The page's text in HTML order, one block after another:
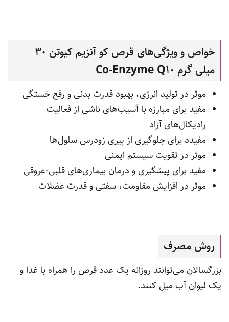
خواص و ویژگی‌های قرص کو آنزیم کیوتن 30
میلی گرم
Co-Enzyme Q10
موثر در تولید انرژی، بهبود قدرت بدنی و رفع خستگی
مفید برای مبارزه با آسیب‌های ناشی از فعالیت
رادیکال‌های آزاد
مفیدد برای جلوگیری از پیری زودرس سلول‌ها
موثر در تقویت سیستم ایمنی
مفید برای پیشگیری و درمان بیماری‌های قلبی‌-عروقی
موثر در افزایش مقاومت، سفتی و قدرت عضلات
روش مصرف
بزرگسالان می‌توانند روزانه یک عدد قرص را همراه با غذا و
یک لیوان آب میل کنند.